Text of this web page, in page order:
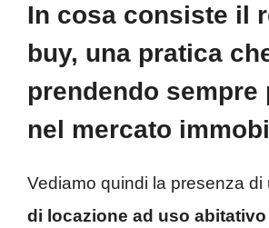
In cosa consiste il
buy, una pratica
prendendo sempre
nel mercato
Vediamo quindi la presenza di
di locazione ad uso